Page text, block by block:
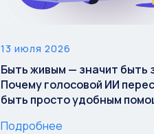
13 июля 2026
Быть живым — значит быть
Почему голосовой ИИ
быть просто удобным
Подробнее